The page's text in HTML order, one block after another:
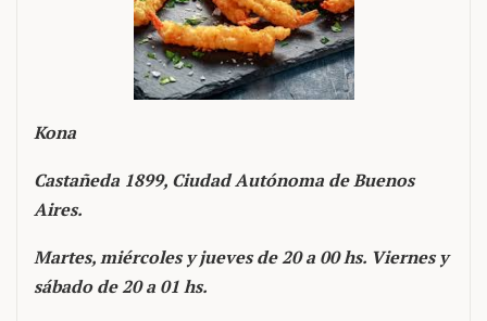
Kona
Castañeda 1899, Ciudad Autónoma de Buenos
Aires.
Martes, miércoles y jueves de 20 a 00 hs. Viernes y
sábado de 20 a 01 hs.